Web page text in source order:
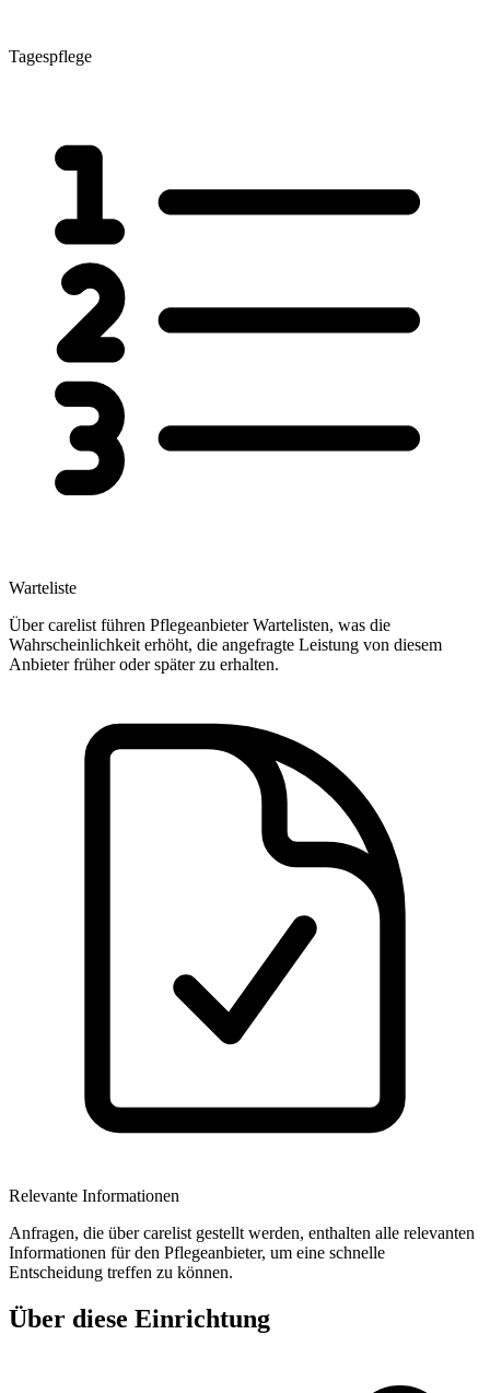
Tagespflege
Warteliste
Über carelist führen Pflegeanbieter Wartelisten, was die
Wahrscheinlichkeit erhöht, die angefragte Leistung von diesem
Anbieter früher oder später zu erhalten.
Relevante Informationen
Anfragen, die über carelist gestellt werden, enthalten alle relevanten
Informationen für den Pflegeanbieter, um eine schnelle
Entscheidung treffen zu können.
Über diese Einrichtung